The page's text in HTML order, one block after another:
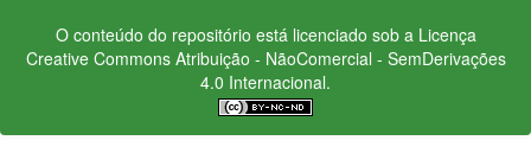
O conteúdo do repositório está licenciado sob a Licença
Creative CommonsAtribuição - NãoComercial - SemDerivações
4.0 Internacional.